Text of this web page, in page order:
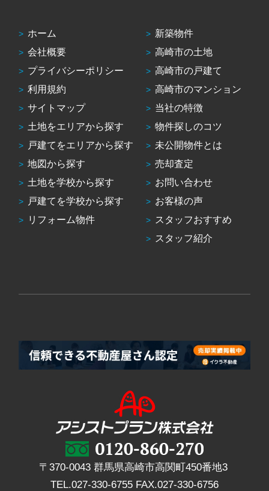
ホーム
会社概要
プライバシーポリシー
利用規約
サイトマップ
土地をエリアから探す
戸建てをエリアから探す
地図から探す
土地を学校から探す
戸建てを学校から探す
リフォーム物件
新築物件
高崎市の土地
高崎市の戸建て
高崎市のマンション
当社の特徴
物件探しのコツ
未公開物件とは
売却査定
お問い合わせ
お客様の声
スタッフおすすめ
スタッフ紹介
〒370-0043 群馬県高崎市高関町450番地3
TEL.027-330-6755 FAX.027-330-6756